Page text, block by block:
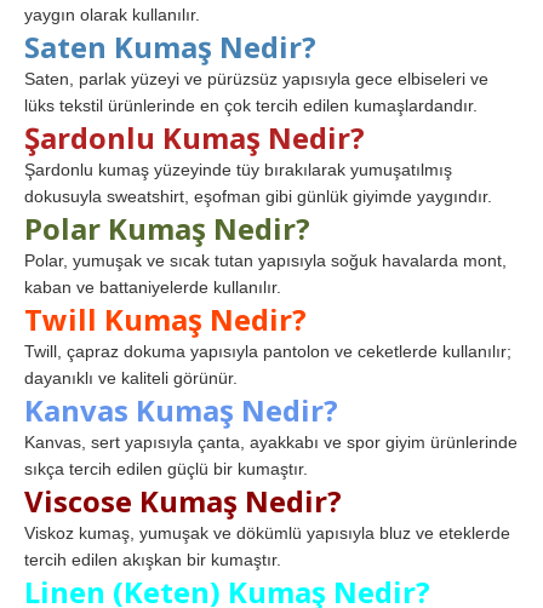
yaygın olarak kullanılır.
Saten Kumaş Nedir?
Saten, parlak yüzeyi ve pürüzsüz yapısıyla gece elbiseleri ve
lüks tekstil ürünlerinde en çok tercih edilen kumaşlardandır.
Şardonlu Kumaş Nedir?
Şardonlu kumaş yüzeyinde tüy bırakılarak yumuşatılmış
dokusuyla sweatshirt, eşofman gibi günlük giyimde yaygındır.
Polar Kumaş Nedir?
Polar, yumuşak ve sıcak tutan yapısıyla soğuk havalarda mont,
kaban ve battaniyelerde kullanılır.
Twill Kumaş Nedir?
Twill, çapraz dokuma yapısıyla pantolon ve ceketlerde kullanılır;
dayanıklı ve kaliteli görünür.
Kanvas Kumaş Nedir?
Kanvas, sert yapısıyla çanta, ayakkabı ve spor giyim ürünlerinde
sıkça tercih edilen güçlü bir kumaştır.
Viscose Kumaş Nedir?
Viskoz kumaş, yumuşak ve dökümlü yapısıyla bluz ve eteklerde
tercih edilen akışkan bir kumaştır.
Linen (Keten) Kumaş Nedir?